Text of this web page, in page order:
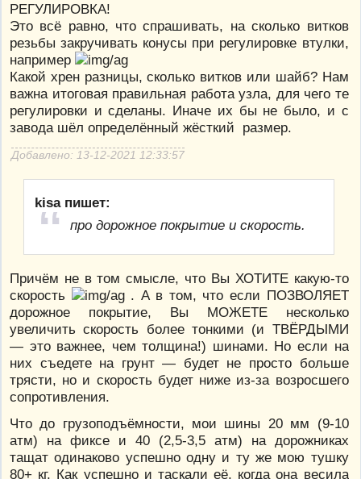
РЕГУЛИРОВКА!
Это всё равно, что спрашивать, на сколько витков
резьбы закручивать конусы при регулировке втулки,
например
Какой хрен разницы, сколько витков или шайб? Нам
важна итоговая правильная работа узла, для чего те
регулировки и сделаны. Иначе их бы не было, и с
завода шёл определённый жёсткий размер.
Добавлено: 13-12-2021 12:33:57
kisa пишет:
про дорожное покрытие и скорость.
Причём не в том смысле, что Вы ХОТИТЕ какую-то
скорость
. А в том, что если ПОЗВОЛЯЕТ
дорожное покрытие, Вы МОЖЕТЕ несколько
увеличить скорость более тонкими (и ТВЁРДЫМИ
— это важнее, чем толщина!) шинами. Но если на
них съедете на грунт — будет не просто больше
трясти, но и скорость будет ниже из-за возросшего
сопротивления.
Что до грузоподъёмности, мои шины 20 мм (9-10
атм) на фиксе и 40 (2,5-3,5 атм) на дорожниках
тащат одинаково успешно одну и ту же мою тушку
80+ кг. Как успешно и таскали её, когда она весила